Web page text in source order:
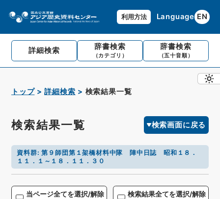
利用方法 Language EN
詳細検索 辞書検索
（カテゴリ）
辞書検索
（五十音順）
トップ 詳細検索 検索結果一覧
検索結果一覧 検索画面に戻る
資料群:第９師団第１架橋材料中隊 陣中日誌 昭和１８．
１１．１～１８．１１．３０
当ページ全てを選択/解除 検索結果全てを選択/解除